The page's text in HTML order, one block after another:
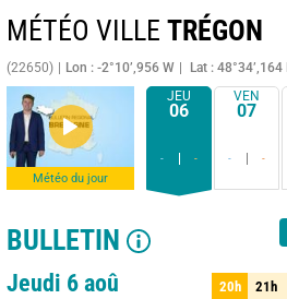
MÉTÉO VILLE TRÉGON
(22650) Lon : -2°10’,956 W Lat : 48°34’,164
Météo du jour
JEU
06
- -
VEN
07
- -
BULLETIN
Live 1 jour 3 jours 15 jours
Jeudi 6 aoû 20h 21h
20h 21h